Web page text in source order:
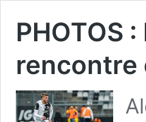
PHOTOS
rencontre